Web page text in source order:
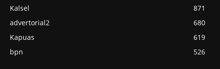
Kalsel
871
advertorial2
680
Kapuas
619
bpn
526